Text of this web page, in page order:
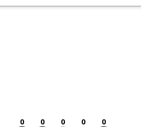
0 0 0 0 0